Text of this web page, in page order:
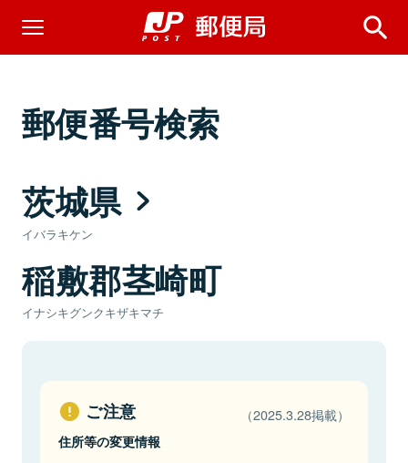
郵便番号検索
茨城県
イバラキケン
稲敷郡茎崎町
イナシキグンクキザキマチ
ご注意 （2025.3.28掲載）
住所等の変更情報